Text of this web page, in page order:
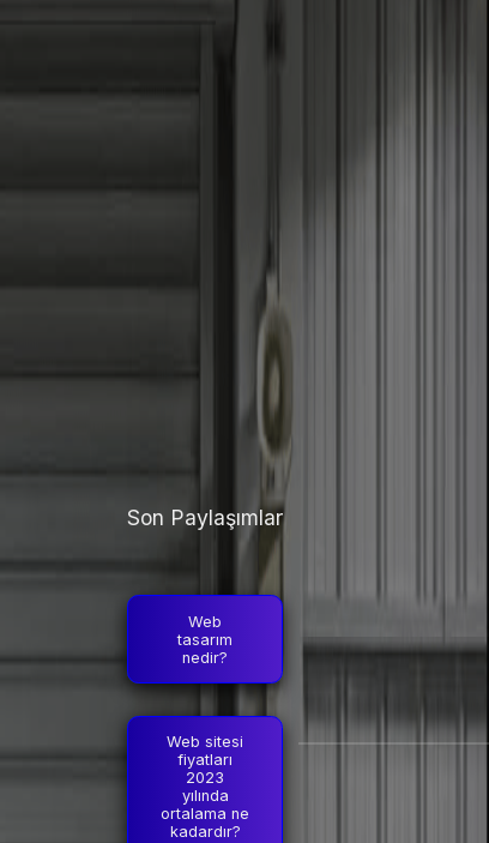
Son Paylaşımlar
Web
tasarım
nedir?
Web sitesi
fiyatları
2023
yılında
ortalama ne
kadardır?